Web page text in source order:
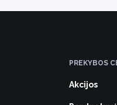
PREKYBOS
Akcijos